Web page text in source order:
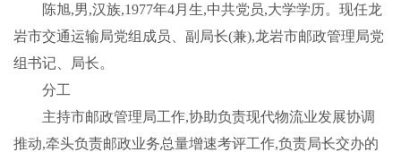
陈旭,男,汉族,1977年4月生,中共党员,大学学历。现任龙
岩市交通运输局党组成员、副局长(兼),龙岩市邮政管理局党
组书记、局长。
分工
主持市邮政管理局工作,协助负责现代物流业发展协调
推动,牵头负责邮政业务总量增速考评工作,负责局长交办的